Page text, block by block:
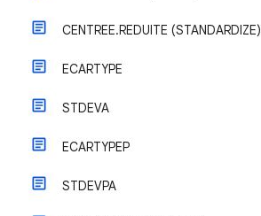
CENTREE.REDUITE (STANDARDIZE)
ECARTYPE
STDEVA
ECARTYPEP
STDEVPA